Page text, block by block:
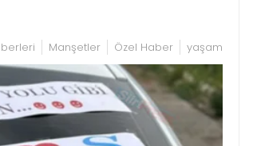
Manşetler Özel Haber yaşam